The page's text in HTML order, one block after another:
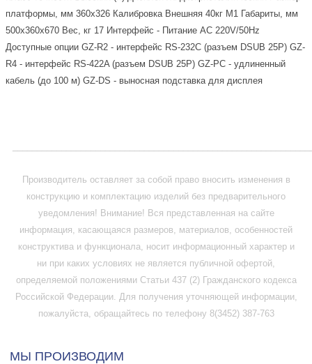
платформы, мм 360х326 Калибровка Внешняя 40кг M1 Габариты, мм
500х360х670 Вес, кг 17 Интерфейс - Питание AC 220V/50Hz
Доступные опции GZ-R2 - интерфейс RS-232C (разъем DSUB 25P) GZ-
R4 - интерфейс RS-422A (разъем DSUB 25P) GZ-PC - удлиненный
кабель (до 100 м) GZ-DS - выносная подставка для дисплея
Производитель оставляет за собой право вносить изменения в
конструкцию и комплектацию изделий без предварительного
уведомления! Внимание! Вся представленная на сайте
информация, касающаяся размеров, материалов, особенностей
конструктива и функционала, носит информационный характер и
ни при каких условиях не является публичной офертой,
определяемой положениями Статьи 437 (2) Гражданского кодекса
Российской Федерации. Для получения уточняющей информации,
пожалуйста, обращайтесь по телефону 8(3452) 387-763
МЫ ПРОИЗВОДИМ